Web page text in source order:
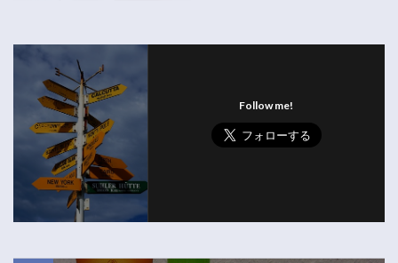
Follow me!